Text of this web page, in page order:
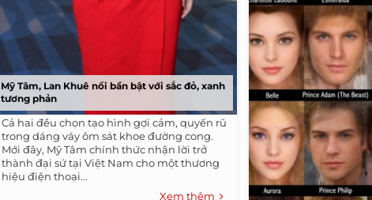
Mỹ Tâm, Lan Khuê nổi bần bật với sắc đỏ, xanh
tương phản
Cả hai đều chọn tạo hình gợi cảm, quyến rũ
trong dáng váy ôm sát khoe đường cong.
Mới đây, Mỹ Tâm chính thức nhận lời trở
thành đại sứ tại Việt Nam cho một thương
hiệu điện thoại...
Xem thêm